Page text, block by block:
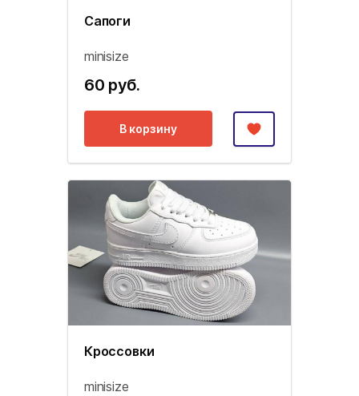
Сапоги
minisize
60 руб.
В корзину
Кроссовки
minisize